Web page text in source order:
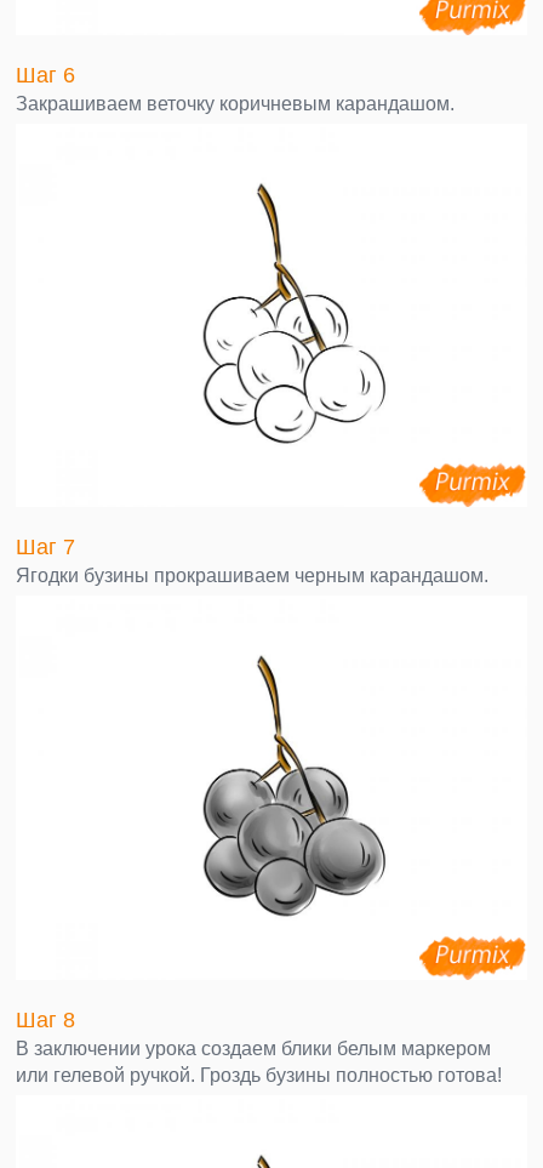
Шаг 6
Закрашиваем веточку коричневым карандашом.
Шаг 7
Ягодки бузины прокрашиваем черным карандашом.
Шаг 8
В заключении урока создаем блики белым маркером
или гелевой ручкой. Гроздь бузины полностью готова!